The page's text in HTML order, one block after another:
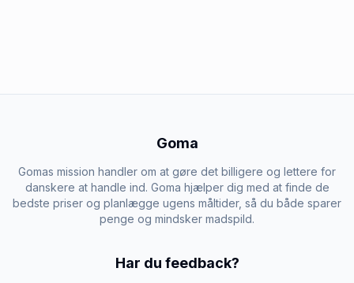
Goma
Gomas mission handler om at gøre det billigere og lettere for
danskere at handle ind. Goma hjælper dig med at finde de
bedste priser og planlægge ugens måltider, så du både sparer
penge og mindsker madspild.
Har du feedback?